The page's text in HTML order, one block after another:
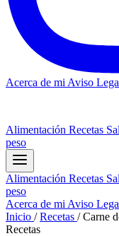
Acerca de mi Aviso
Alimentación Recetas
peso
Alimentación Recetas
peso
Acerca de mi Aviso
Inicio / Recetas / Carne
Recetas